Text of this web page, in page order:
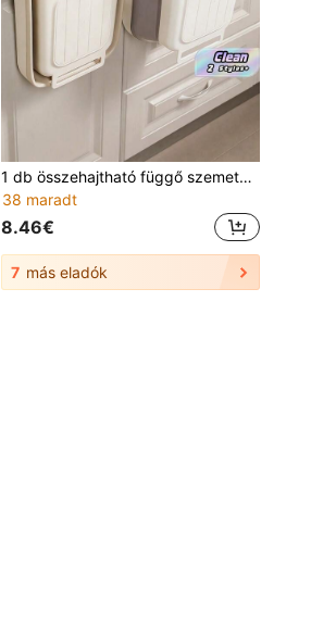
1 db összehajtható függő szemeteskosár, konyhaszekrényajtókra és falra akasztható, étkezési hulladékra, szemeteszsák tartónak is használható,L de a fürdőszobába, konyhaszekrénybe, hálószobába és egyéb helyekre, multifunkciós fürdőszobai szemeteskosár
38 maradt
8.46€
7 más eladók